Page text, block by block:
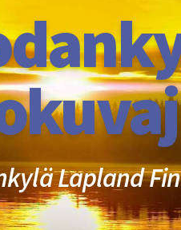
Lapland